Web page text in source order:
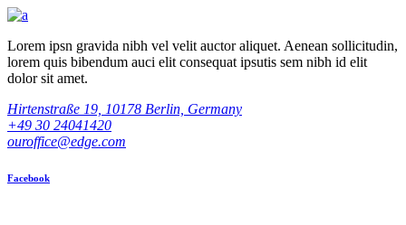
Lorem ipsn gravida nibh vel velit auctor aliquet. Aenean sollicitudin,
lorem quis bibendum auci elit consequat ipsutis sem nibh id elit
dolor sit amet.
Hirtenstraße 19, 10178 Berlin, Germany
+49 30 24041420
ouroffice@edge.com
Facebook